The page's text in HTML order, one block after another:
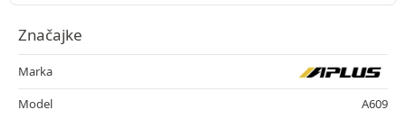
Značajke
Marka
Model
A609